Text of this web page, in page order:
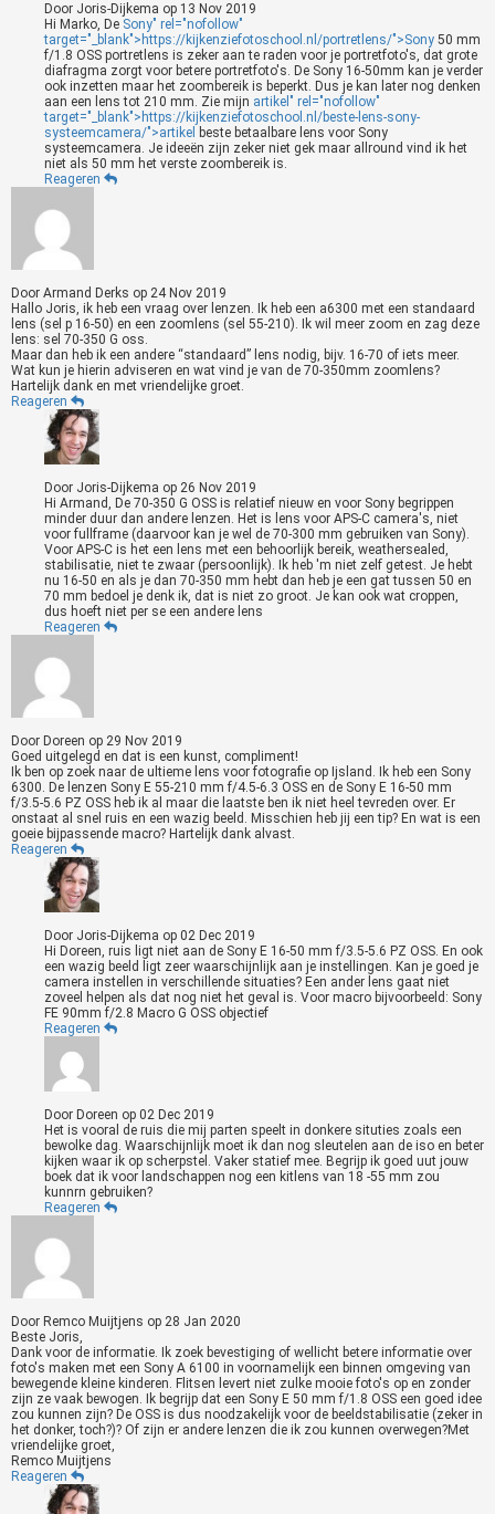
Door Joris-Dijkema op 13 Nov 2019
Hi Marko, De Sony" rel="nofollow"
target="_blank">https://kijkenziefotoschool.nl/portretlens/">Sony 50 mm
f/1.8 OSS portretlens is zeker aan te raden voor je portretfoto's, dat grote
diafragma zorgt voor betere portretfoto's. De Sony 16-50mm kan je verder
ook inzetten maar het zoombereik is beperkt. Dus je kan later nog denken
aan een lens tot 210 mm. Zie mijn artikel" rel="nofollow"
target="_blank">https://kijkenziefotoschool.nl/beste-lens-sony-
systeemcamera/">artikel beste betaalbare lens voor Sony
systeemcamera. Je ideeën zijn zeker niet gek maar allround vind ik het
niet als 50 mm het verste zoombereik is.
Reageren
Door Armand Derks op 24 Nov 2019
Hallo Joris, ik heb een vraag over lenzen. Ik heb een a6300 met een standaard
lens (sel p 16-50) en een zoomlens (sel 55-210). Ik wil meer zoom en zag deze
lens: sel 70-350 G oss.
Maar dan heb ik een andere “standaard” lens nodig, bijv. 16-70 of iets meer.
Wat kun je hierin adviseren en wat vind je van de 70-350mm zoomlens?
Hartelijk dank en met vriendelijke groet.
Reageren
Door Joris-Dijkema op 26 Nov 2019
Hi Armand, De 70-350 G OSS is relatief nieuw en voor Sony begrippen
minder duur dan andere lenzen. Het is lens voor APS-C camera's, niet
voor fullframe (daarvoor kan je wel de 70-300 mm gebruiken van Sony).
Voor APS-C is het een lens met een behoorlijk bereik, weathersealed,
stabilisatie, niet te zwaar (persoonlijk). Ik heb 'm niet zelf getest. Je hebt
nu 16-50 en als je dan 70-350 mm hebt dan heb je een gat tussen 50 en
70 mm bedoel je denk ik, dat is niet zo groot. Je kan ook wat croppen,
dus hoeft niet per se een andere lens
Reageren
Door Doreen op 29 Nov 2019
Goed uitgelegd en dat is een kunst, compliment!
Ik ben op zoek naar de ultieme lens voor fotografie op Ijsland. Ik heb een Sony
6300. De lenzen Sony E 55-210 mm f/4.5-6.3 OSS en de Sony E 16-50 mm
f/3.5-5.6 PZ OSS heb ik al maar die laatste ben ik niet heel tevreden over. Er
onstaat al snel ruis en een wazig beeld. Misschien heb jij een tip? En wat is een
goeie bijpassende macro? Hartelijk dank alvast.
Reageren
Door Joris-Dijkema op 02 Dec 2019
Hi Doreen, ruis ligt niet aan de Sony E 16-50 mm f/3.5-5.6 PZ OSS. En ook
een wazig beeld ligt zeer waarschijnlijk aan je instellingen. Kan je goed je
camera instellen in verschillende situaties? Een ander lens gaat niet
zoveel helpen als dat nog niet het geval is. Voor macro bijvoorbeeld: Sony
FE 90mm f/2.8 Macro G OSS objectief
Reageren
Door Doreen op 02 Dec 2019
Het is vooral de ruis die mij parten speelt in donkere situties zoals een
bewolke dag. Waarschijnlijk moet ik dan nog sleutelen aan de iso en beter
kijken waar ik op scherpstel. Vaker statief mee. Begrijp ik goed uut jouw
boek dat ik voor landschappen nog een kitlens van 18 -55 mm zou
kunnrn gebruiken?
Reageren
Door Remco Muijtjens op 28 Jan 2020
Beste Joris,
Dank voor de informatie. Ik zoek bevestiging of wellicht betere informatie over
foto's maken met een Sony A 6100 in voornamelijk een binnen omgeving van
bewegende kleine kinderen. Flitsen levert niet zulke mooie foto's op en zonder
zijn ze vaak bewogen. Ik begrijp dat een Sony E 50 mm f/1.8 OSS een goed idee
zou kunnen zijn? De OSS is dus noodzakelijk voor de beeldstabilisatie (zeker in
het donker, toch?)? Of zijn er andere lenzen die ik zou kunnen overwegen?Met
vriendelijke groet,
Remco Muijtjens
Reageren